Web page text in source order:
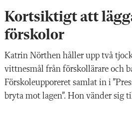
Kortsiktigt att
förskolor
Katrin Nörthen håller upp två
vittnesmål från förskollärare och
Förskoleupporeret samlat in i
bryta mot lagen”. Hon vänder sig